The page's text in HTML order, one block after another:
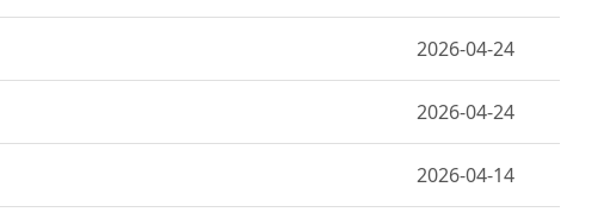
2026-04-24
2026-04-24
2026-04-14